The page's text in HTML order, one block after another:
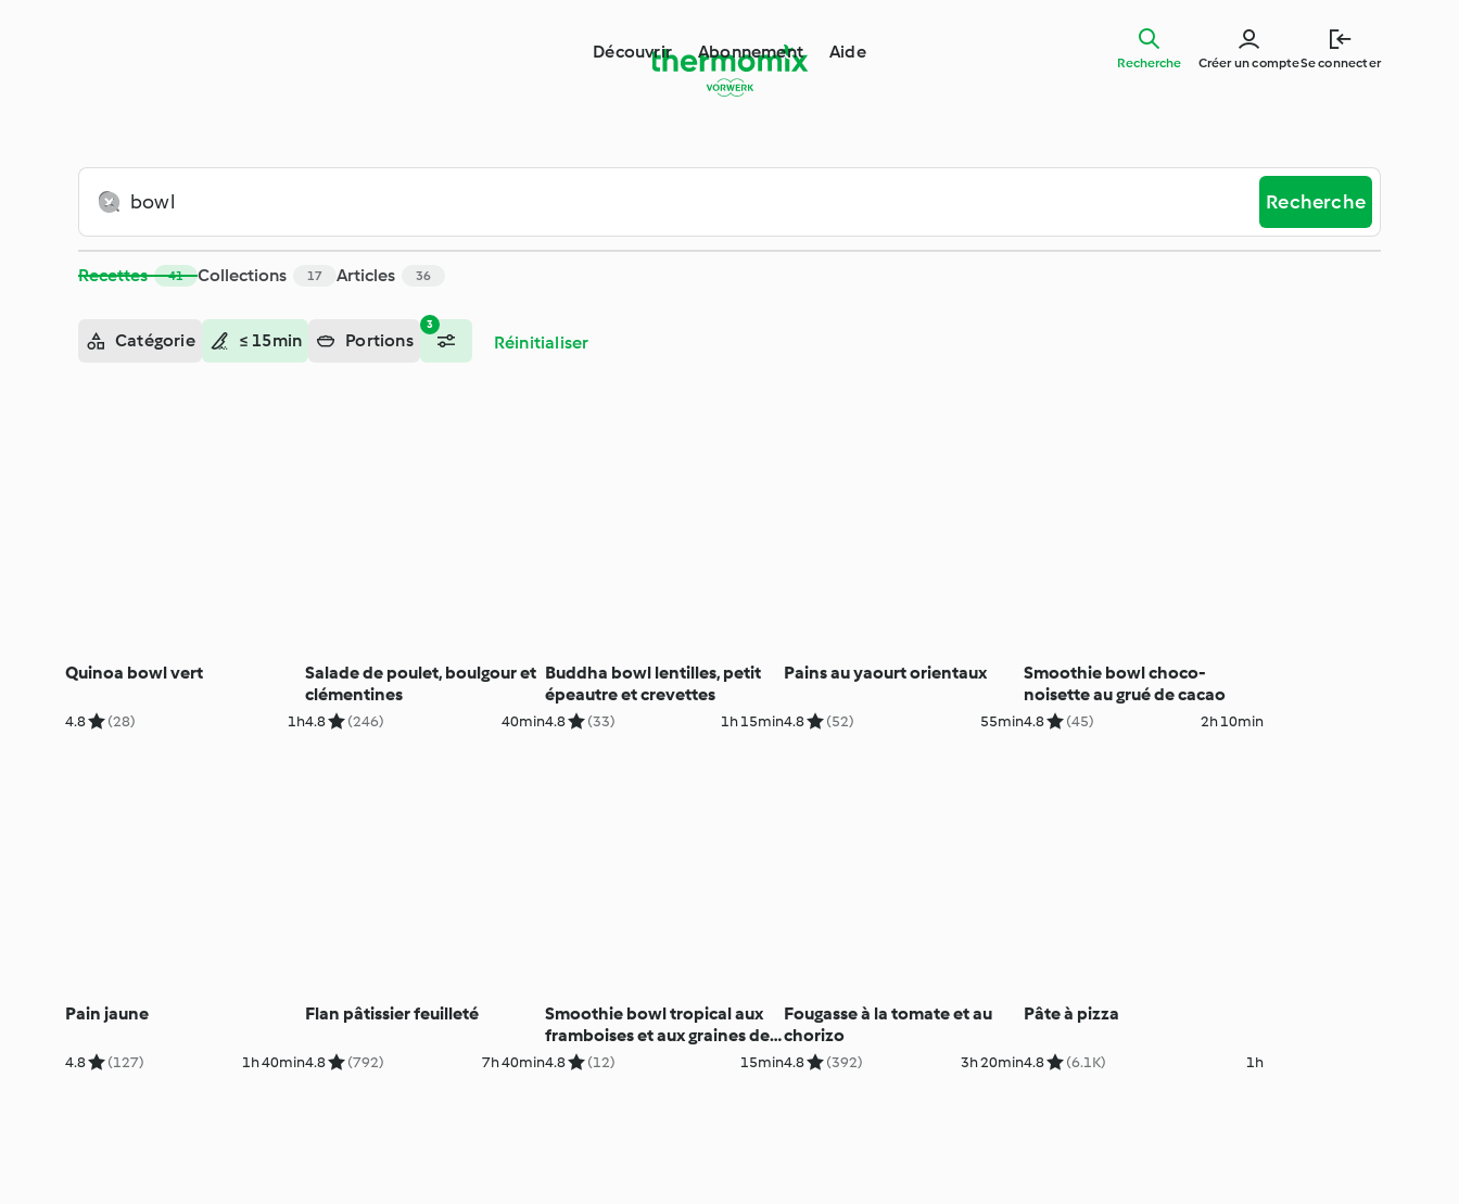
Découvrir Abonnement Aide
Créer un compteSe connecter
Recherche
Recherche
Recettes 41 Collections 17 Articles 36
3
Catégorie ≤ 15min Portions Réinitialiser
Quinoa bowl vert
4.8 (28) 1h
Salade de poulet, boulgour et
clémentines
4.8 (246) 40min
Buddha bowl lentilles, petit
épeautre et crevettes
4.8 (33) 1h 15min
Pains au yaourt orientaux
4.8 (52) 55min
Smoothie bowl choco-
noisette au grué de cacao
4.8 (45) 2h 10min
Pain jaune
4.8 (127) 1h 40min
Flan pâtissier feuilleté
4.8 (792) 7h 40min
Smoothie bowl tropical aux
framboises et aux graines de
chanvre
4.8 (12) 15min
Fougasse à la tomate et au
chorizo
4.8 (392) 3h 20min
Pâte à pizza
4.8 (6.1K) 1h